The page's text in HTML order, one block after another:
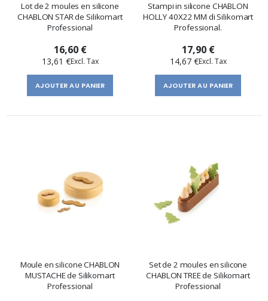
Lot de 2 moules en silicone
CHABLON STAR de Silikomart
Professional
16,60 €
13,61 €
AJOUTER AU PANIER
Stampi in silicone CHABLON
HOLLY 40X22 MM di Silikomart
Professional.
17,90 €
14,67 €
AJOUTER AU PANIER
Moule en silicone CHABLON
MUSTACHE de Silikomart
Professional
Set de 2 moules en silicone
CHABLON TREE de Silikomart
Professional